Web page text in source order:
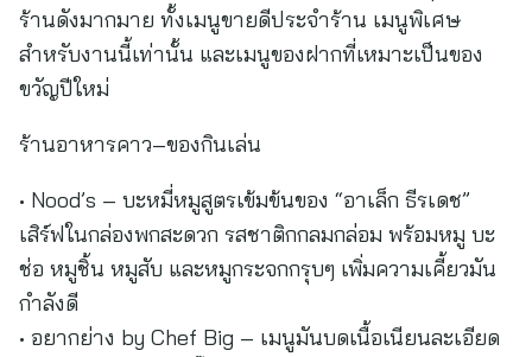
ร้านดังมากมาย ทั้งเมนูขายดีประจำร้าน เมนูพิเศษ
สำหรับงานนี้เท่านั้น และเมนูของฝากที่เหมาะเป็นของ
ขวัญปีใหม่
ร้านอาหารคาว–ของกินเล่น
• Nood’s – บะหมี่หมูสูตรเข้มข้นของ “อาเล็ก ธีรเดช”
เสิร์ฟในกล่องพกสะดวก รสชาติกกลมกล่อม พร้อมหมู บะ
ช่อ หมูชิ้น หมูสับ และหมูกระจกกรุบๆ เพิ่มความเคี้ยวมัน
กำลังดี
• อยากย่าง by Chef Big – เมนูมันบดเนื้อเนียนละเอียด